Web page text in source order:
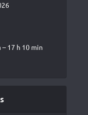
17 h 10 min